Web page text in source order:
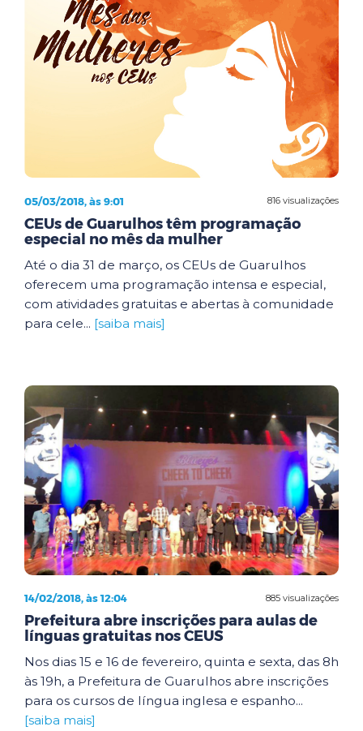
816 visualizações
05/03/2018, às 9:01
CEUs de Guarulhos têm programação
especial no mês da mulher
Até o dia 31 de março, os CEUs de Guarulhos
oferecem uma programação intensa e especial,
com atividades gratuitas e abertas à comunidade
para cele... [saiba mais]
885 visualizações
14/02/2018, às 12:04
Prefeitura abre inscrições para aulas de
línguas gratuitas nos CEUS
Nos dias 15 e 16 de fevereiro, quinta e sexta, das 8h
às 19h, a Prefeitura de Guarulhos abre inscrições
para os cursos de língua inglesa e espanho...
[saiba mais]